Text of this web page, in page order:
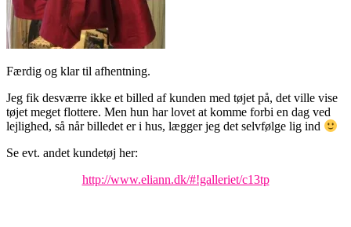
Færdig og klar til afhentning.
Jeg fik desværre ikke et billed af kunden med tøjet på, det ville vise
tøjet meget flottere. Men hun har lovet at komme forbi en dag ved
lejlighed, så når billedet er i hus, lægger jeg det selvfølge lig ind
Se evt. andet kundetøj her:
http://www.eliann.dk/#!galleriet/c13tp